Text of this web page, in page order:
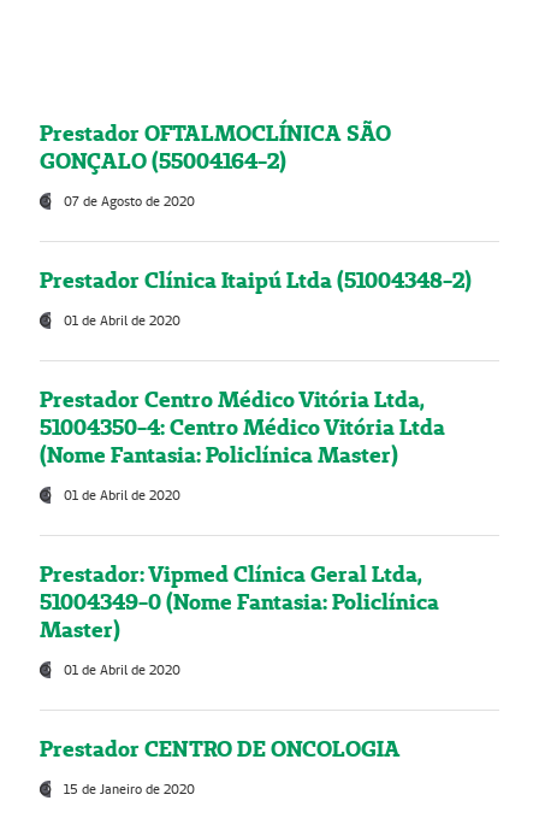
Prestador OFTALMOCLÍNICA SÃO
GONÇALO (55004164-2)
07 de Agosto de 2020
Prestador Clínica Itaipú Ltda (51004348-2)
01 de Abril de 2020
Prestador Centro Médico Vitória Ltda,
51004350-4: Centro Médico Vitória Ltda
(Nome Fantasia: Policlínica Master)
01 de Abril de 2020
Prestador: Vipmed Clínica Geral Ltda,
51004349-0 (Nome Fantasia: Policlínica
Master)
01 de Abril de 2020
Prestador CENTRO DE ONCOLOGIA
15 de Janeiro de 2020